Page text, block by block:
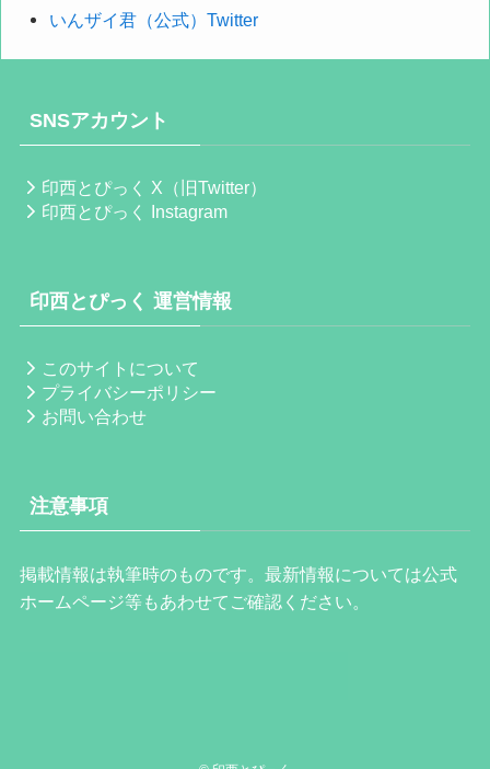
いんザイ君（公式）Twitter
SNSアカウント
印西とぴっく X（旧Twitter）
印西とぴっく Instagram
印西とぴっく 運営情報
このサイトについて
プライバシーポリシー
お問い合わせ
注意事項
掲載情報は執筆時のものです。最新情報については公式
ホームページ等もあわせてご確認ください。